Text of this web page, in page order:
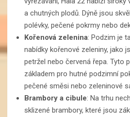
a chutných plodů. Dýně jsou
polévky, pečené pokrmy nebo
Kořenová zelenina: Podzim je
nabídky kořenové zeleniny, jako
petržel nebo červená řepa. Tyto
základem pro hutné podzimní
pečené směsi nebo zeleninové
Brambory a cibule: Na trhu
sklizené brambory, které jsou